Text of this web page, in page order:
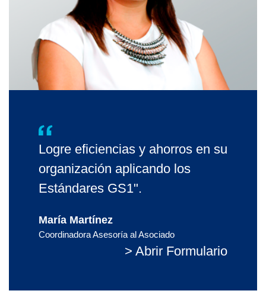
Logre eficiencias y ahorros en su
organización aplicando los
Estándares GS1".
María Martínez
Coordinadora Asesoría al Asociado
> Abrir Formulario